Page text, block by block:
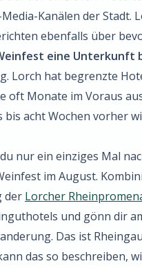
Kanälen der Stadt.
ebenfalls über
eine Unterkunft
Lorch hat begrenzte
oft Monate im Voraus
bis acht Wochen vorher
nur ein einziges Mal
im August.
der Lorcher
und gönn dir
Das ist
das so beschreiben,